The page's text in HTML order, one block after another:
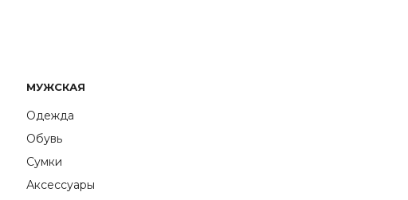
МУЖСКАЯ
Одежда
Обувь
Сумки
Аксессуары